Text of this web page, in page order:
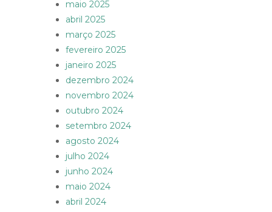
maio 2025
abril 2025
março 2025
fevereiro 2025
janeiro 2025
dezembro 2024
novembro 2024
outubro 2024
setembro 2024
agosto 2024
julho 2024
junho 2024
maio 2024
abril 2024